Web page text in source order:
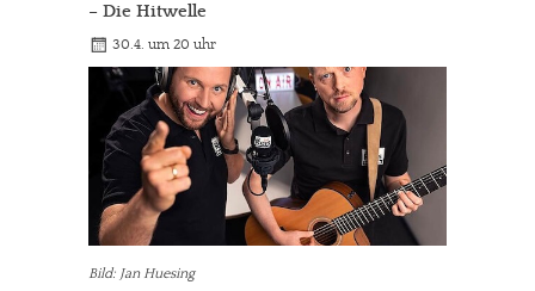
– Die Hitwelle
30.4. um 20 uhr
Bild: Jan Huesing